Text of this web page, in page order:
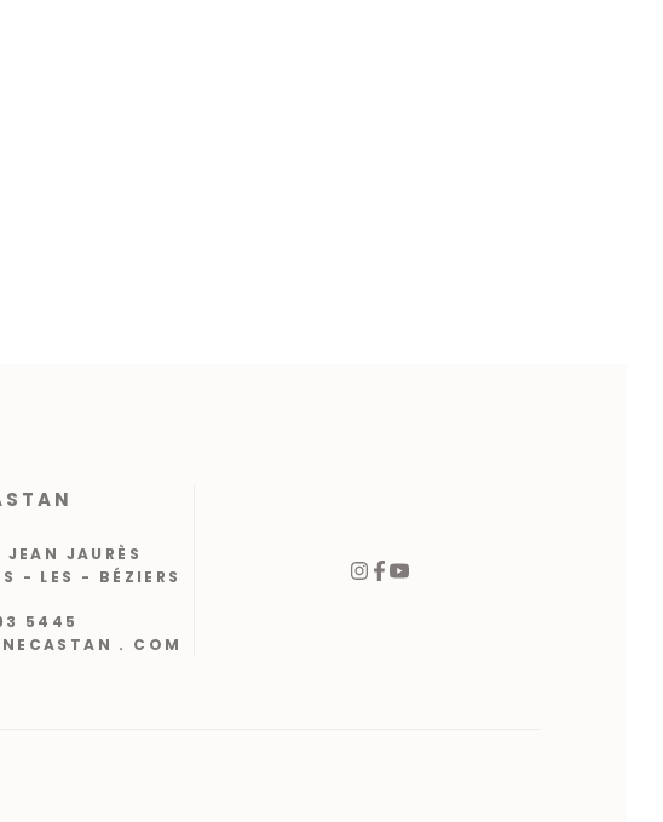
JAURÈS
- LES - BÉZIERS
5445
. COM